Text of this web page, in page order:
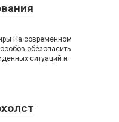
На современном
обезопасить
ситуаций и